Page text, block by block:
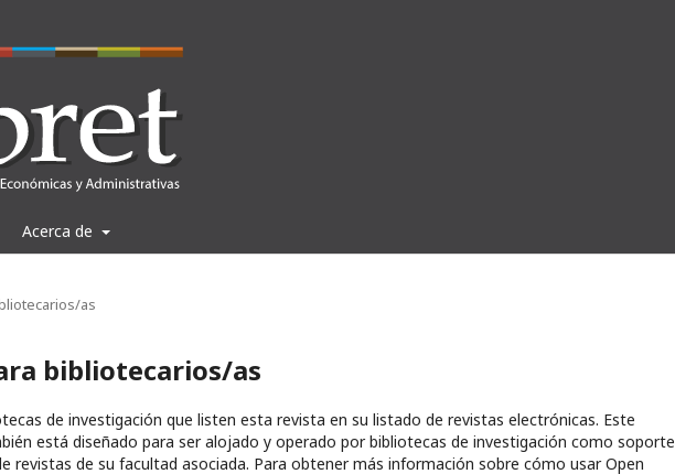
Acerca de
as
bibliotecarios/as
de investigación que listen esta revista en su listado de revistas electrónicas. Este
está diseñado para ser alojado y operado por bibliotecas de investigación como soporte
revistas de su facultad asociada. Para obtener más información sobre cómo usar Open